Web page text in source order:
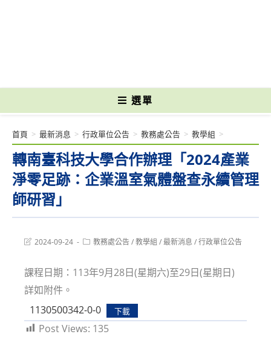
選單
轉南臺科技大學合作辦理「2024產業
淨零足跡：企業溫室氣體盤查永續管理
師研習」
首頁 > 最新消息 > 行政單位公告 > 教務處公告 > 教學組 >
Post2024-09-24
Post教務處公告/教學組 /最新消息 /行政單位公告
課程日期：113年9月28日(星期六)至29日(星期日)
詳如附件。
1130500342-0-0
下載
Post Views: 135